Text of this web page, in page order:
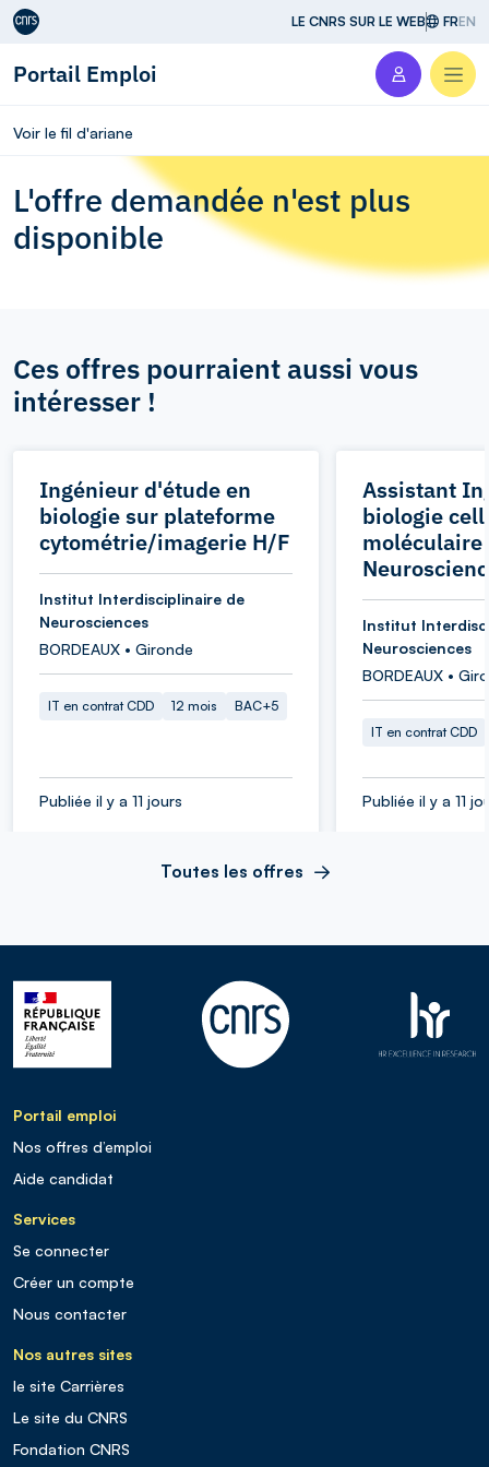
Aller au contenu LE CNRS SUR LE WEB FREN
Portail Emploi
Voir le fil d'ariane
L'offre demandée n'est plus
disponible
Ces offres pourraient aussi vous
intéresser !
Ingénieur d'étude en
biologie sur plateforme
cytométrie/imagerie H/F
Institut Interdisciplinaire de
Neurosciences
BORDEAUX • Gironde
IT en contrat CDD 12 mois BAC+5
Publiée il y a 11 jours
Assistant
biologie
moléculaire
Institut
Neurosciences
BORDEAUX •
IT en contrat CDD
Publiée il y a 11
Toutes les offres
Portail emploi
Nos offres d’emploi
Aide candidat
Services
Se connecter
Créer un compte
Nous contacter
Nos autres sites
le site Carrières
Le site du CNRS
Fondation CNRS